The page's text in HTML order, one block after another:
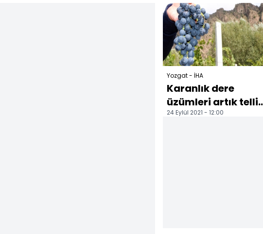
Yozgat - İHA
Karanlık dere
üzümleri artık telli
terbiye sistemiyle
24 Eylül 2021 - 12:00